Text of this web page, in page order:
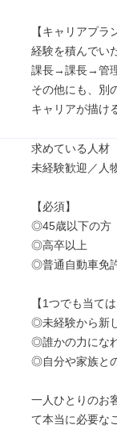
【キャリアプラ
経験を積んでい
課長→課長→管理
その他にも、別
キャリアが描け
求めている人材
未経験歓迎／人
【必須】
◎45歳以下の方
◎高卒以上
◎普通自動車免
【1つでも当て
◎未経験から新
◎誰かの力にな
◎自分や家族と
一人ひとりのお
て本当に必要な